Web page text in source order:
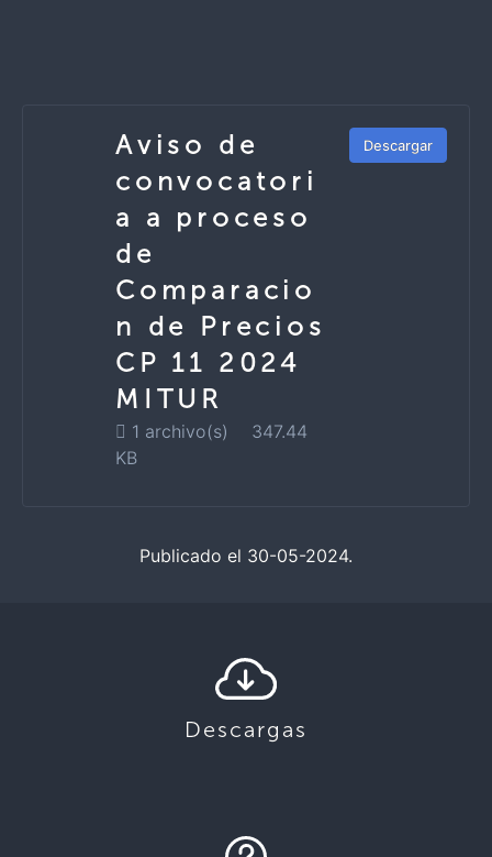
Aviso de
convocatori
a a proceso
de
Comparacio
n de Precios
CP 11 2024
MITUR
1 archivo(s)
347.44
KB
Descargar
Publicado el 30-05-2024.
Descargas